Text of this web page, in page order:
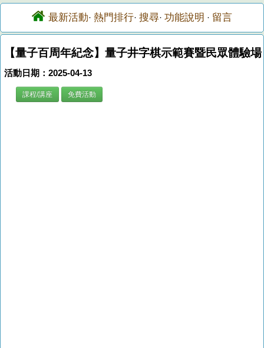
最新活動· 熱門排行· 搜尋· 功能說明 · 留言
【量子百周年紀念】量子井字棋示範賽暨民眾體驗場
活動日期：2025-04-13
課程/講座 免費活動